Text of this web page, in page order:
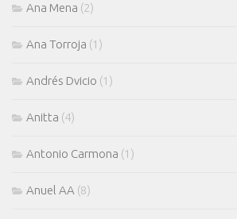
Ana Mena (2)
Ana Torroja (1)
Andrés Dvicio (1)
Anitta (4)
Antonio Carmona (1)
Anuel AA (8)